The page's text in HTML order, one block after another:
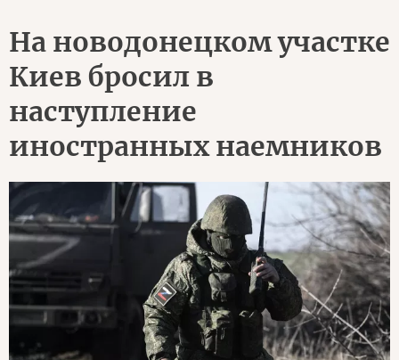
На новодонецком участке
Киев бросил в
наступление
иностранных наемников